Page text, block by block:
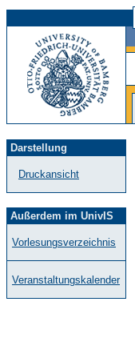
Darstellung
Druckansicht
Außerdem im UnivIS
Vorlesungsverzeichnis
Veranstaltungskalender